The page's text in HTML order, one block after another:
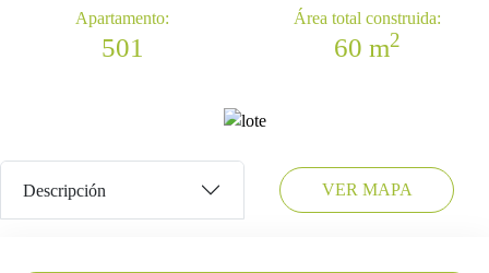
Apartamento:
501
Área total construida:
60 m2
Descripción VER MAPA